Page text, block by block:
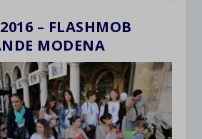
– FLASHMOB
MODENA